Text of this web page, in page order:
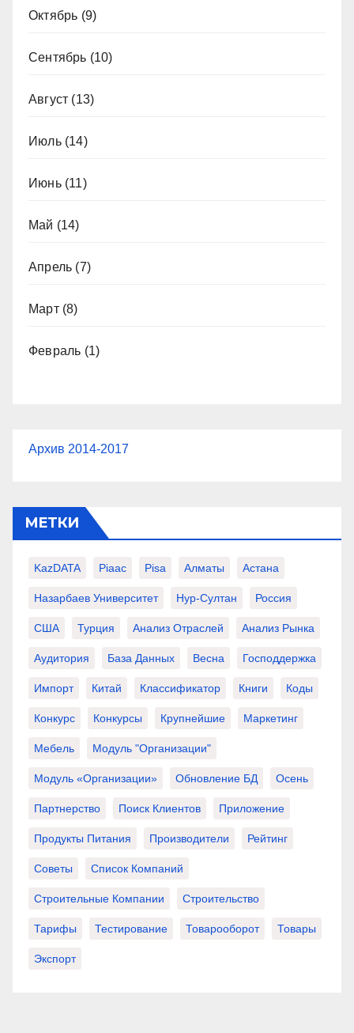
Октябрь (9)
Сентябрь (10)
Август (13)
Июль(14)
Июнь(11)
Май (14)
Апрель (7)
Март(8)
Февраль (1)
Архив 2014-2017
МЕТКИ
KazDATA Piaac Pisa Алматы Астана
Назарбаев Университет Нур-Султан Россия
США Турция Анализ Отраслей Анализ Рынка
Аудитория База Данных Весна Господдержка
Импорт Китай Классификатор Книги Коды
Конкурс Конкурсы Крупнейшие Маркетинг
Мебель Модуль "Организации"
Модуль «Организации» Обновление БД Осень
Партнерство Поиск Клиентов Приложение
Продукты Питания Производители Рейтинг
Советы Список Компаний
Строительные Компании Строительство
Тарифы Тестирование Товарооборот Товары
Экспорт